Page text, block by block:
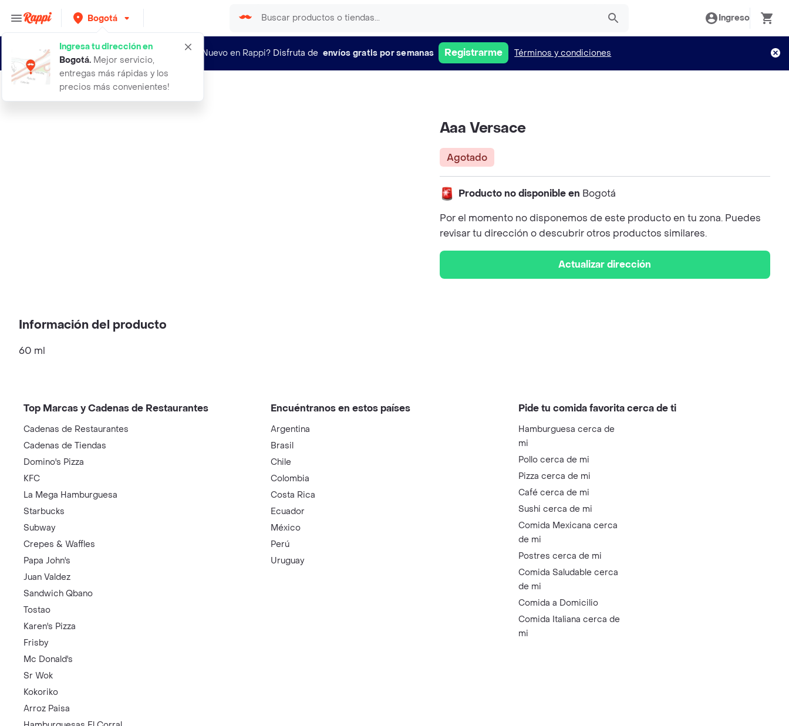
Bogotá
Ingresa tu dirección en
Bogotá. Mejor servicio,
entregas más rápidas y los
precios más convenientes!
Ingreso
¿Nuevo en Rappi? Disfruta de envíos gratis por semanas Registrarme Términos y condiciones
aaa versace
Aaa Versace
Agotado
Producto no disponible en Bogotá
Por el momento no disponemos de este producto en tu zona. Puedes
revisar tu dirección o descubrir otros productos similares.
Actualizar dirección
Información del producto
60 ml
Top Marcas y Cadenas de Restaurantes
Cadenas de Restaurantes
Cadenas de Tiendas
Domino's Pizza
KFC
La Mega Hamburguesa
Starbucks
Subway
Crepes & Waffles
Papa John's
Juan Valdez
Sandwich Qbano
Tostao
Karen's Pizza
Frisby
Mc Donald's
Sr Wok
Kokoriko
Arroz Paisa
Encuéntranos en estos países
Argentina
Brasil
Chile
Colombia
Costa Rica
Ecuador
México
Perú
Uruguay
Pide tu comida favorita cerca de ti
Hamburguesa cerca de
mi
Pollo cerca de mi
Pizza cerca de mi
Café cerca de mi
Sushi cerca de mi
Comida Mexicana cerca
de mi
Postres cerca de mi
Comida Saludable cerca
de mi
Comida a Domicilio
Comida Italiana cerca de
mi